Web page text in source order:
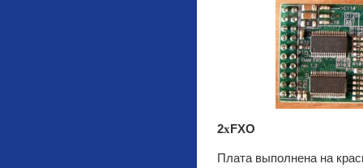
2x FXO
Плата выполнена на